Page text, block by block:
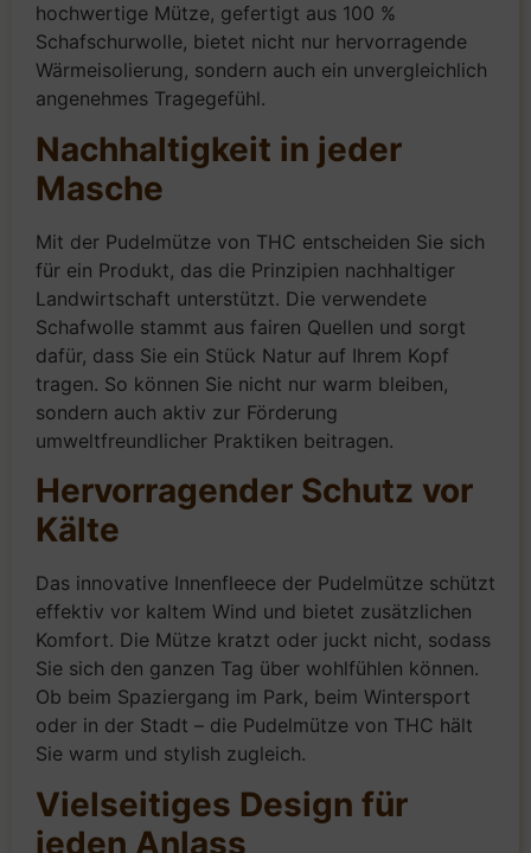
hochwertige Mütze, gefertigt aus 100 %
Schafschurwolle, bietet nicht nur hervorragende
Wärmeisolierung, sondern auch ein unvergleichlich
angenehmes Tragegefühl.
Nachhaltigkeit in jeder
Masche
Mit der Pudelmütze von THC entscheiden Sie sich
für ein Produkt, das die Prinzipien nachhaltiger
Landwirtschaft unterstützt. Die verwendete
Schafwolle stammt aus fairen Quellen und sorgt
dafür, dass Sie ein Stück Natur auf Ihrem Kopf
tragen. So können Sie nicht nur warm bleiben,
sondern auch aktiv zur Förderung
umweltfreundlicher Praktiken beitragen.
Hervorragender Schutz vor
Kälte
Das innovative Innenfleece der Pudelmütze schützt
effektiv vor kaltem Wind und bietet zusätzlichen
Komfort. Die Mütze kratzt oder juckt nicht, sodass
Sie sich den ganzen Tag über wohlfühlen können.
Ob beim Spaziergang im Park, beim Wintersport
oder in der Stadt – die Pudelmütze von THC hält
Sie warm und stylish zugleich.
Vielseitiges Design für
jeden Anlass